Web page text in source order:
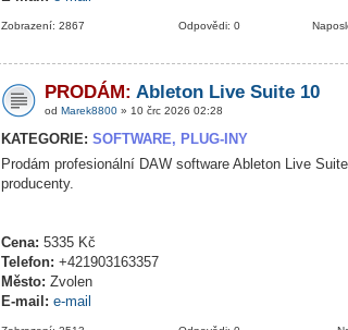
Odpovědi: 0
Zobrazení: 2867
PRODÁM: Ableton Live Suite 10
od Marek8800 » 10 črc 2026 02:28
KATEGORIE: SOFTWARE, PLUG-INY
Prodám profesionální DAW software Ableton Live
producenty.
Cena: 5335 Kč
Telefon: +421903163357
Město: Zvolen
E-mail: e-mail